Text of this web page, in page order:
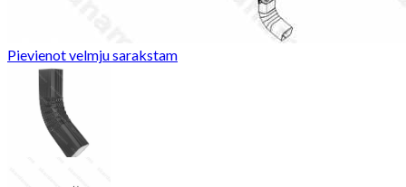
Pievienot velmju sarakstam